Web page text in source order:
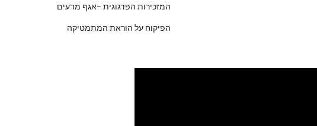
המזכירות הפדגוגית –אגף מדעים
הפיקוח על הוראת המתמטיקה